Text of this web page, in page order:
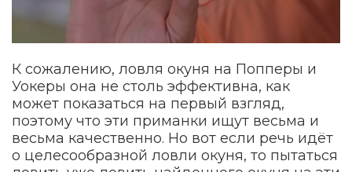
К сожалению, ловля окуня на Попперы и
Уокеры она не столь эффективна, как
может показаться на первый взгляд,
поэтому что эти приманки ищут весьма и
весьма качественно. Но вот если речь идёт
о целесообразной ловли окуня, то пытаться